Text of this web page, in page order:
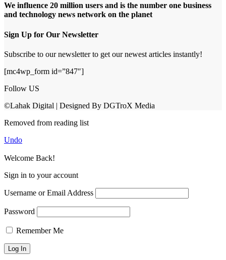
We influence 20 million users and is the number one business
and technology news network on the planet
Sign Up for Our Newsletter
Subscribe to our newsletter to get our newest articles instantly!
[mc4wp_form id=”847″]
Follow US
©Lahak Digital | Designed By DGTroX Media
Removed from reading list
Undo
Welcome Back!
Sign in to your account
Username or Email Address
Password
Remember Me